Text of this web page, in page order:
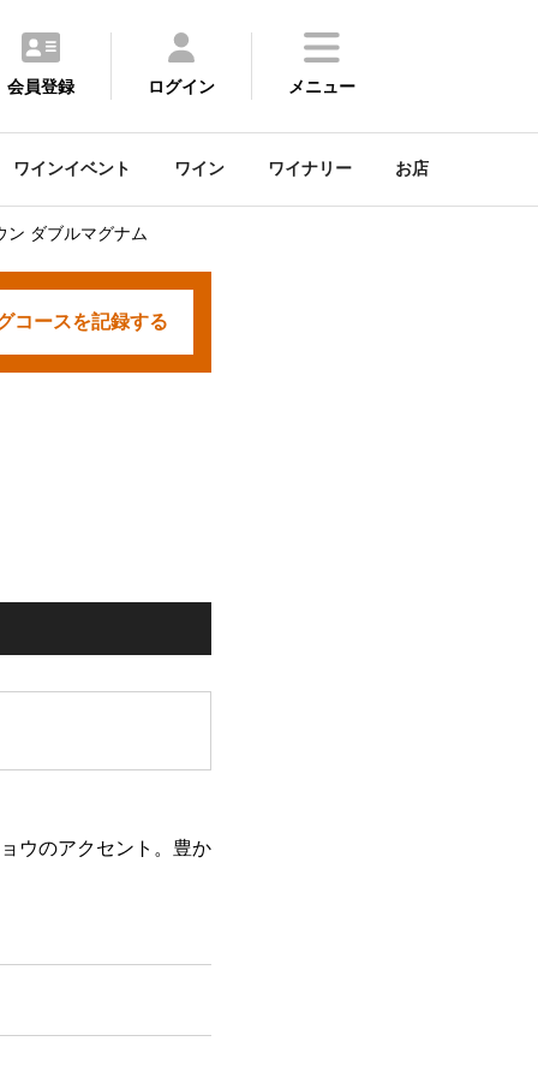
会員登録 ログイン メニュー
ワインイベント ワイン ワイナリー お店
ン ダブルマグナム
コースを記録する
ウのアクセント。豊か